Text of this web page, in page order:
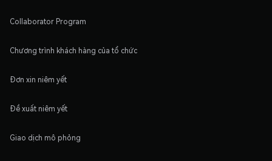
Collaborator Program
Chương trình khách hàng của tổ chức
Đơn xin niêm yết
Đề xuất niêm yết
Giao dịch mô phỏng